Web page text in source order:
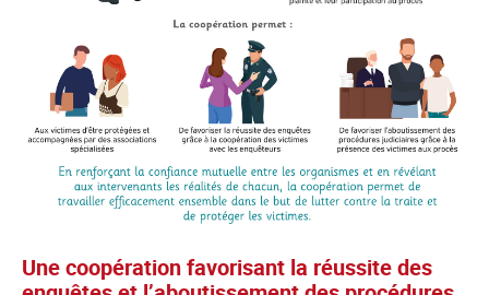
Une coopération favorisant la réussite des